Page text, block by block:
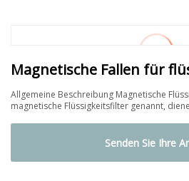
Magnetische Fallen für
Allgemeine Beschreibung Magnetische
magnetische Flüssigkeitsfilter genannt,
Senden Sie Ihre